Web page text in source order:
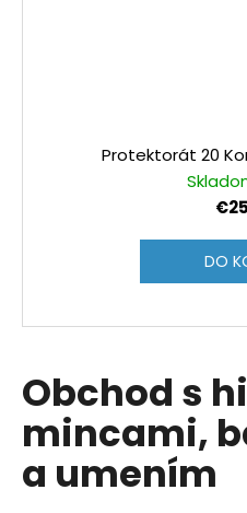
Protektorát 20
€25
DO
Obchod s
mincami,
a umením